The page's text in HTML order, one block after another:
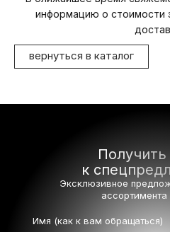
информацию о стоимости
вернуться в каталог
Получить
к
Эксклюзивное
ассортимента